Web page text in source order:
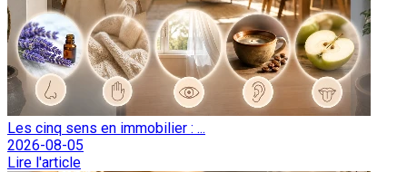
Les cinq sens en immobilier : ...
2026-08-05
Lire l'article